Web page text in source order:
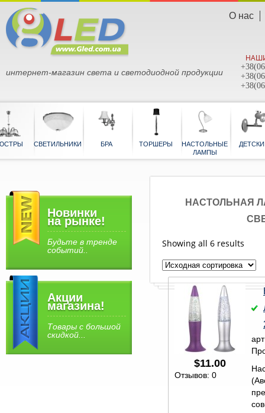
интернет-магазин света и светодиодной продукции
О нас
СВЕТИЛЬНИКИ БРА ТОРШЕРЫ НАСТОЛЬНЫЕ
НАСТОЛЬНАЯ
Showing all 6 results
$11.00
Отзывов: 0
Новинки
на рынке!
Будьте в тренде
событий..
Акции
магазина!
Товары с большой
скидкой...